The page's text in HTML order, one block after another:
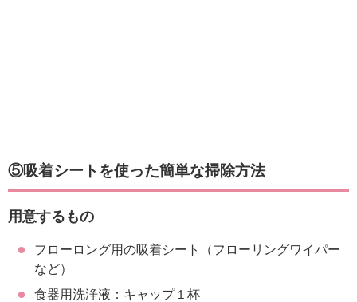
⑤吸着シートを使った簡単な掃除方法
用意するもの
フローロング用の吸着シート（フローリングワイパー
など）
食器用洗浄液：キャップ１杯